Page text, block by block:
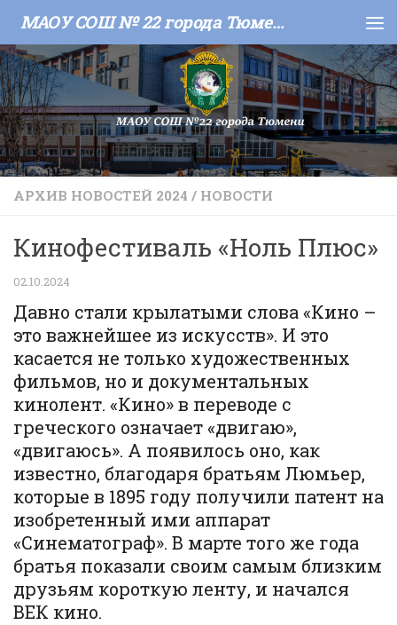
Skip to content МАОУ СОШ № 22 города Тюмени
АРХИВ НОВОСТЕЙ 2024 / НОВОСТИ
Кинофестиваль «Ноль Плюс»
02.10.2024
Давно стали крылатыми слова «Кино –
это важнейшее из искусств». И это
касается не только художественных
фильмов, но и документальных
кинолент. «Кино» в переводе с
греческого означает «двигаю»,
«двигаюсь». А появилось оно, как
известно, благодаря братьям Люмьер,
которые в 1895 году получили патент на
изобретенный ими аппарат
«Синематограф». В марте того же года
братья показали своим самым близким
друзьям короткую ленту, и начался
ВЕК кино.